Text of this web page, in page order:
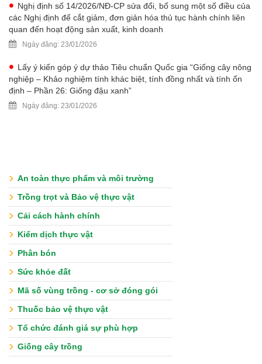
Nghị định số 14/2026/NĐ-CP sửa đổi, bổ sung một số điều của
các Nghị định để cắt giảm, đơn giản hóa thủ tục hành chính liên
quan đến hoạt động sản xuất, kinh doanh
Ngày đăng: 23/01/2026
Lấy ý kiến góp ý dự thảo Tiêu chuẩn Quốc gia “Giống cây nông
nghiệp – Khảo nghiệm tính khác biệt, tính đồng nhất và tính ổn
định – Phần 26: Giống đậu xanh”
Ngày đăng: 23/01/2026
An toàn thực phẩm và môi trường
Trồng trọt và Bảo vệ thực vật
Cải cách hành chính
Kiểm dịch thực vật
Phân bón
Sức khỏe đất
Mã số vùng trồng - cơ sở đóng gói
Thuốc bảo vệ thực vật
Tổ chức đánh giá sự phù hợp
Giống cây trồng